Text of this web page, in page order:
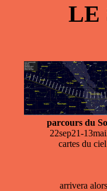
LE
parcours du
22sep21-
cartes du ciel
arrivera